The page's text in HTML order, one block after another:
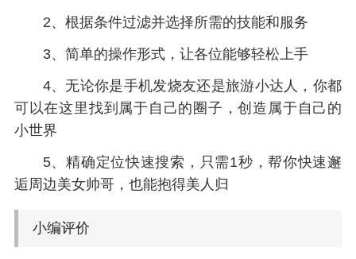
2、根据条件过滤并选择所需的技能和服务
3、简单的操作形式，让各位能够轻松上手
4、无论你是手机发烧友还是旅游小达人，你都
可以在这里找到属于自己的圈子，创造属于自己的
小世界
5、精确定位快速搜索，只需1秒，帮你快速邂
逅周边美女帅哥，也能抱得美人归
小编评价